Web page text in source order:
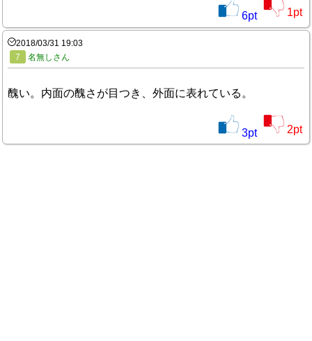
6pt 1pt
2018/03/31 19:03
7
名無しさん
醜い。内面の醜さが目つき、外面に表れている。
3pt 2pt